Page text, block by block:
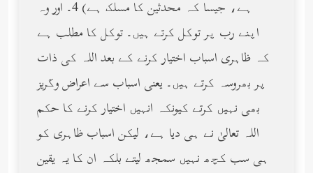
ہے، جیسا کہ محدثین کا مسلک ہے) 4۔ اور وہ
اپنے رب پر توکل کرتے ہیں۔ توکل کا مطلب ہے
کہ ظاہری اسباب اختیار کرنے کے بعد اللہ کی ذات
پر بھروسہ کرتے ہیں۔ یعنی اسباب سے اعراض وگریز
بھی نہیں کرتے کیونکہ انہیں اختیار کرنے کا حکم
اللہ تعالیٰ نے ہی دیا ہے، لیکن اسباب ظاہری کو
ہی سب کچھ نہیں سمجھ لیتے بلکہ ان کا یہ یقین